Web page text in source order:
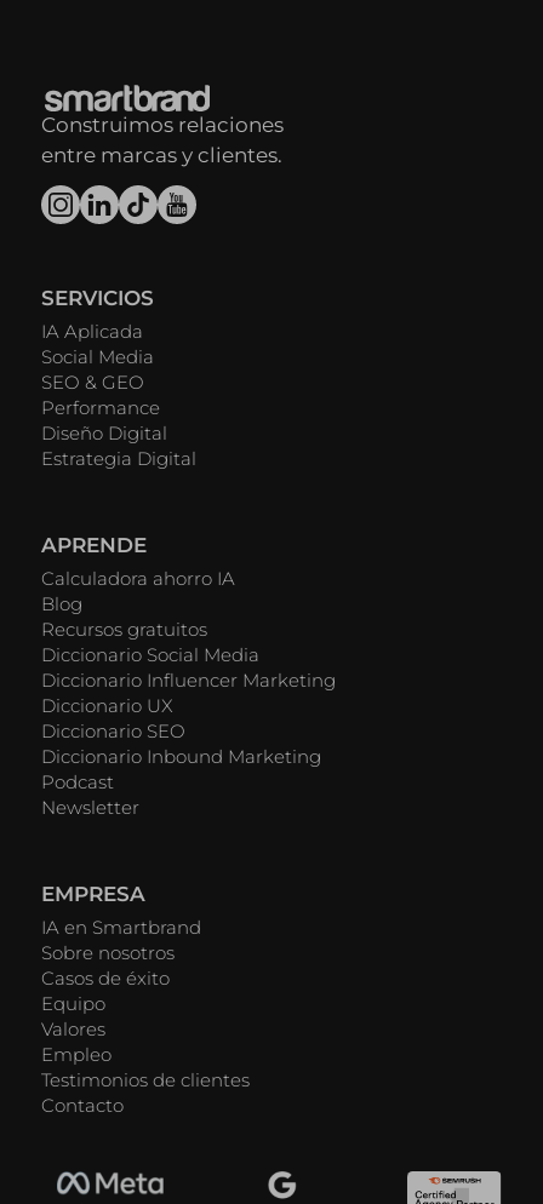
Construimos relaciones
entre marcas y clientes.
SERVICIOS
IA Aplicada
Social Media
SEO & GEO
Performance
Diseño Digital
Estrategia Digital
APRENDE
Calculadora ahorro IA
Blog
Recursos gratuitos
Diccionario Social Media
Diccionario Influencer Marketing
Diccionario UX
Diccionario SEO
Diccionario Inbound Marketing
Podcast
Newsletter
EMPRESA
IA en Smartbrand
Sobre nosotros
Casos de éxito
Equipo
Valores
Empleo
Testimonios de clientes
Contacto